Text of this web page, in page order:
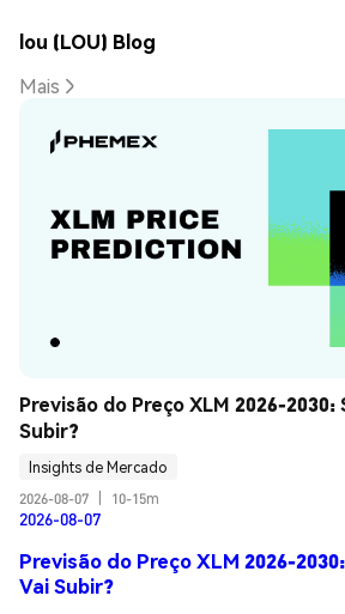
lou (LOU) Blog
Mais
Previsão do Preço XLM 2026-
Subir?
Insights de Mercado
2026-08-07
10-15m
2026-08-07
Previsão do Preço XLM 2026-
Vai Subir?